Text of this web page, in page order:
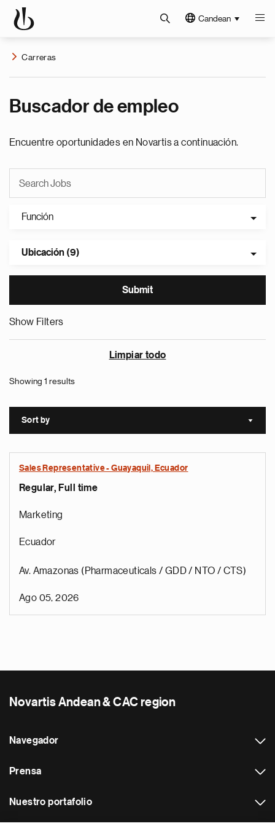
Candean
Carreras
Buscador de empleo
Encuentre oportunidades en Novartis a continuación.
Función
Ubicación (9)
Show Filters
Limpiar todo
Showing 1 results
Sort by Sort
Sales Representative - Guayaquil, Ecuador
Regular, Full time
Marketing
Ecuador
Av. Amazonas (Pharmaceuticals / GDD / NTO / CTS)
Ago 05, 2026
Novartis Andean & CAC region
Navegador
Prensa
Nuestro portafolio